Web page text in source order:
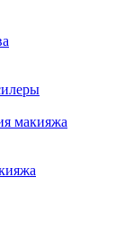
макияжа